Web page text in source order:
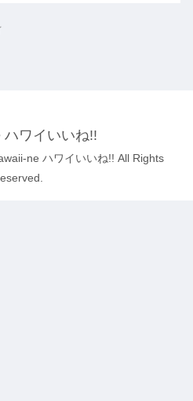
ハワイいいね!!
ne ハワイいいね!! All Rights